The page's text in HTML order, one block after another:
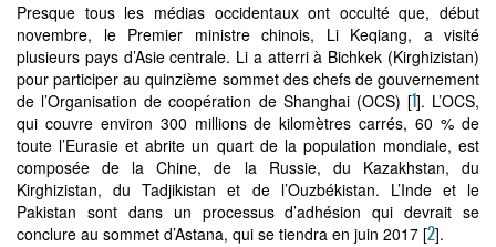
Presque tous les médias occidentaux ont occulté que, début
novembre, le Premier ministre chinois, Li Keqiang, a visité
plusieurs pays d’Asie centrale. Li a atterri à Bichkek (Kirghizistan)
pour participer au quinzième sommet des chefs de gouvernement
de l’Organisation de coopération de Shanghai (OCS) [1]. L’OCS,
qui couvre environ 300 millions de kilomètres carrés, 60 % de
toute l’Eurasie et abrite un quart de la population mondiale, est
composée de la Chine, de la Russie, du Kazakhstan, du
Kirghizistan, du Tadjikistan et de l’Ouzbékistan. L’Inde et le
Pakistan sont dans un processus d’adhésion qui devrait se
conclure au sommet d’Astana, qui se tiendra en juin 2017 [2].